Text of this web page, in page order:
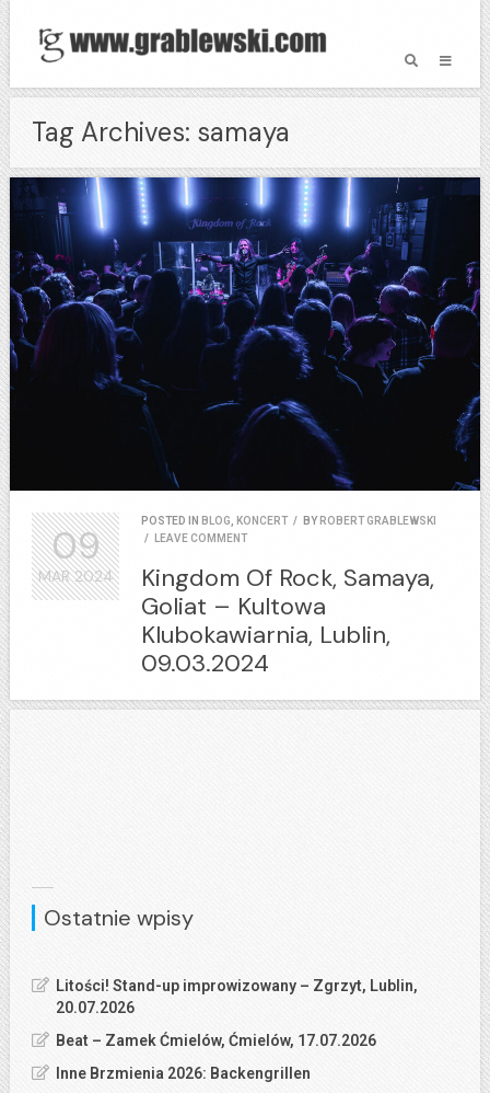
Tag Archives: samaya
POSTED IN BLOG KONCERT / BY ROBERT GRABLEWSKI
/
LEAVE COMMENT
Kingdom Of Rock, Samaya,
Goliat – Kultowa
Klubokawiarnia, Lublin,
09.03.2024
09
MAR2024
Ostatnie wpisy
Litości! Stand-up improwizowany – Zgrzyt, Lublin,
20.07.2026
Beat – Zamek Ćmielów, Ćmielów, 17.07.2026
Inne Brzmienia 2026: Backengrillen